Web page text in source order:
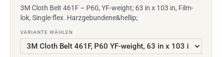
3M Cloth Belt 461F – P60, YF-weight; 63 in x 103 in, Film-
lok, Single-flex. Harzgebundene&hellip;
VARIANTE WÄHLEN